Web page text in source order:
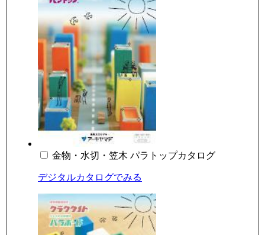
金物・水切・笠木 パラトップカタログ
デジタルカタログでみる